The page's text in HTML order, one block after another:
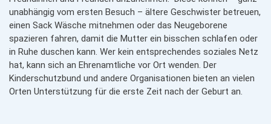
unabhängig vom ersten Besuch – ältere Geschwister betreuen,
einen Sack Wäsche mitnehmen oder das Neugeborene
spazieren fahren, damit die Mutter ein bisschen schlafen oder
in Ruhe duschen kann. Wer kein entsprechendes soziales Netz
hat, kann sich an Ehrenamtliche vor Ort wenden. Der
Kinderschutzbund und andere Organisationen bieten an vielen
Orten Unterstützung für die erste Zeit nach der Geburt an.